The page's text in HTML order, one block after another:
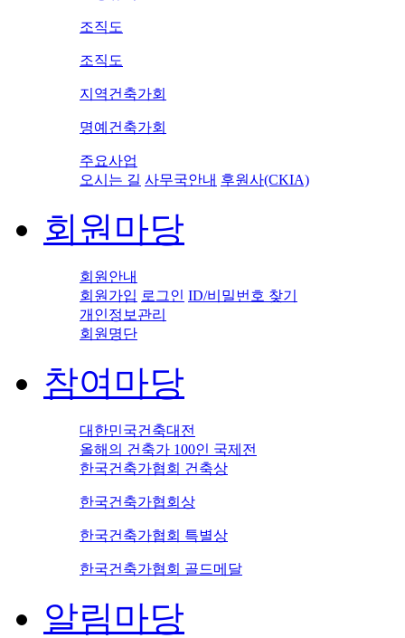
조직도
조직도
지역건축가회
명예건축가회
주요사업
오시는 길 사무국안내 후원사(CKIA)
회원마당
회원안내
회원가입 로그인 ID/비밀번호 찾기
개인정보관리
회원명단
참여마당
대한민국건축대전
올해의 건축가 100인 국제전
한국건축가협회 건축상
한국건축가협회상
한국건축가협회 특별상
한국건축가협회 골드메달
알림마당